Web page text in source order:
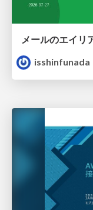
メールのエイリ
isshinfunada